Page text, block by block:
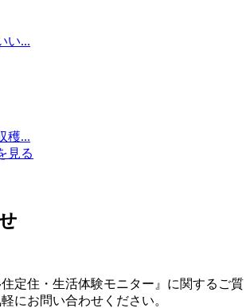
い...
穫...
見る
住定住・生活体験モニター』に関するご質
にお問い合わせください。